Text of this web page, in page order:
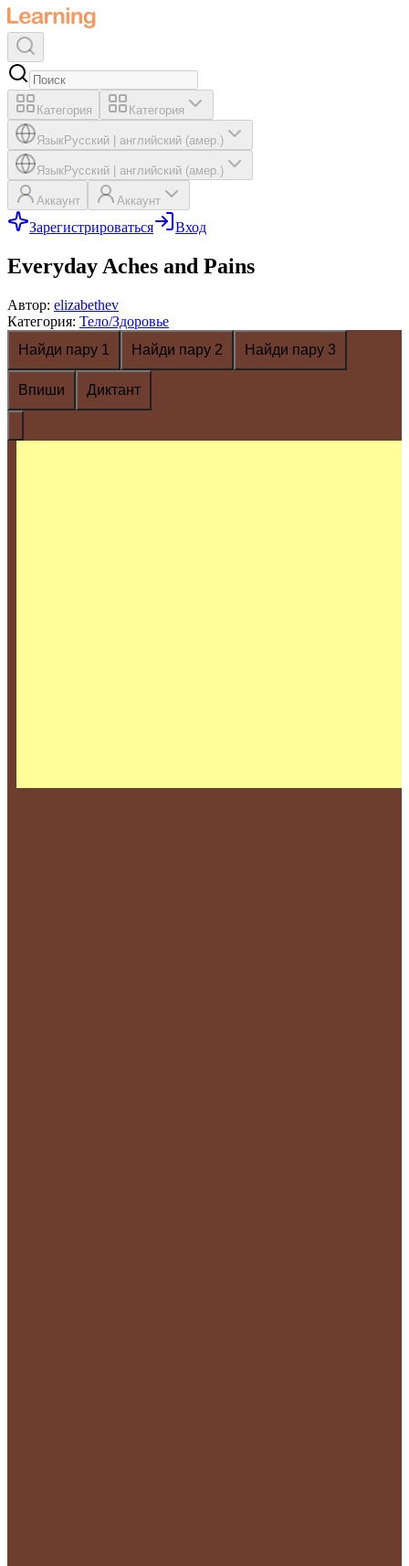
Категория Категория
ЯзыкРусский английский (амер.)
ЯзыкРусский английский (амер.)
Аккаунт Аккаунт
Зарегистрироваться Вход
Everyday Aches and Pains
Автор: elizabethev
Категория: Тело/Здоровье
Найди пару 1
Найди пару 2 Найди пару 3
Впиши Диктант